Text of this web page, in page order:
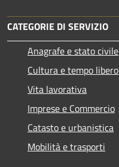
CATEGORIE DI SERVIZIO
Anagrafe e stato civile
Cultura e tempo libero
Vita lavorativa
Imprese e Commercio
Catasto e urbanistica
Mobilità e trasporti